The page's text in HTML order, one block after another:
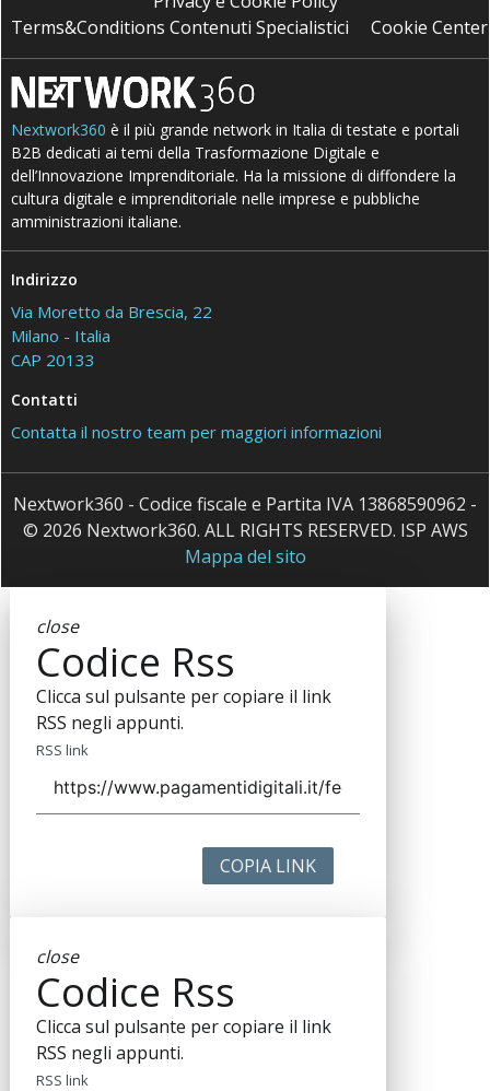
Terms&Conditions Contenuti Specialistici
Cookie Center
Nextwork360 è il più grande network in Italia di testate e portali
B2B dedicati ai temi della Trasformazione Digitale e
dell’Innovazione Imprenditoriale. Ha la missione di diffondere la
cultura digitale e imprenditoriale nelle imprese e pubbliche
amministrazioni italiane.
Indirizzo
Via Moretto da Brescia, 22
Milano - Italia
CAP 20133
Contatti
Contatta il nostro team per maggiori informazioni
Nextwork360 - Codice fiscale e Partita IVA 13868590962 -
© 2026 Nextwork360. ALL RIGHTS RESERVED. ISP AWS
Mappa del sito
close
Codice Rss
Clicca sul pulsante per copiare il link
RSS negli appunti.
RSS link
COPIA LINK
close
Codice Rss
Clicca sul pulsante per copiare il link
RSS negli appunti.
RSS link